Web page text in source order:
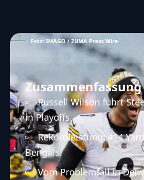
Foto: IMAGO / ZUMA Press Wire
Zusammenfassung
Russell Wilson führt
in Playoffs.
Rekordleistung: 414
Bengals.
Vom Problemfall in